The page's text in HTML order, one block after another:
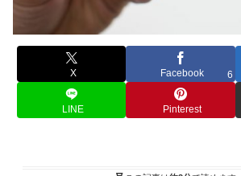
X Facebook 6
LINE Pinterest